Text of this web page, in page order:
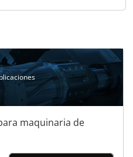
maquinaria de